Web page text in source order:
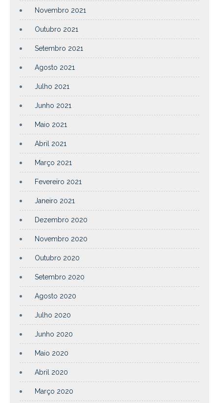
Novembro 2021
Outubro 2021
Setembro 2021
Agosto 2021
Julho 2021
Junho 2021
Maio 2021
Abril 2021
Março 2021
Fevereiro 2021
Janeiro 2021
Dezembro 2020
Novembro 2020
Outubro 2020
Setembro 2020
Agosto 2020
Julho 2020
Junho 2020
Maio 2020
Abril 2020
Março 2020